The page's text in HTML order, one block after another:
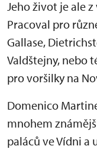
Jeho život je ale
Pracoval pro
Gallase,
Valdštejny, nebo
pro voršilky na
Domenico
mnohem
paláců ve Vídni a